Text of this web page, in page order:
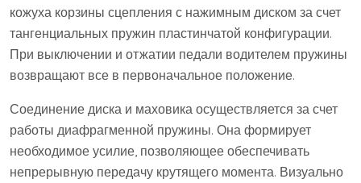
кожуха корзины сцепления с нажимным диском за счет
тангенциальных пружин пластинчатой конфигурации.
При выключении и отжатии педали водителем пружины
возвращают все в первоначальное положение.
Соединение диска и маховика осуществляется за счет
работы диафрагменной пружины. Она формирует
необходимое усилие, позволяющее обеспечивать
непрерывную передачу крутящего момента. Визуально